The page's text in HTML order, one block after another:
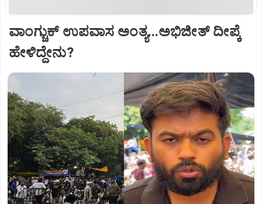
ವಾಂಗ್ಚುಕ್ ಉಪವಾಸ ಅಂತ್ಯ...ಅಭಿಜೀತ್ ದೀಪ್ಕೆ
ಹೇಳಿದ್ದೇನು?